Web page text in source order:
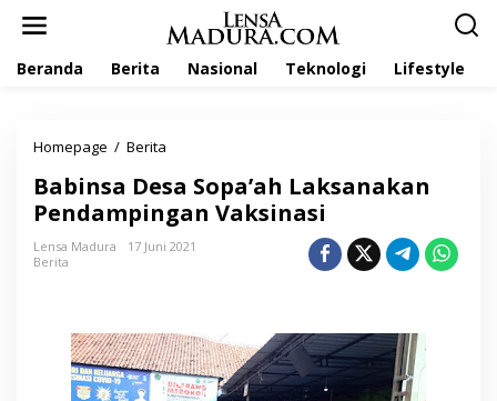
Beranda Berita Nasional Teknologi Lifestyle
Homepage / Berita
b
i
n
s
a
S
o
Babinsa Desa Sopa’ah Laksanakan
Pendampingan Vaksinasi
Lensa Madura
17 Juni 2021
Berita